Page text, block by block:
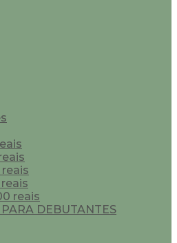
reais
PARA DEBUTANTES